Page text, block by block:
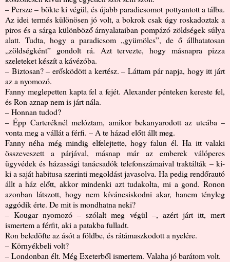
– Persze – bökte ki végül, és újabb paradicsomot pottyantott a tálba.
Az idei termés különösen jó volt, a bokrok csak úgy roskadoztak a
piros és a sárga különböző árnyalataiban pompázó zöldségek súlya
alatt. Tudta, hogy a paradicsom „gyümölcs”, de ő állhatatosan
„zöldségként” gondolt rá. Azt tervezte, hogy másnapra pizza
szeleteket készít a kávézóba.
– Biztosan? – erősködött a kertész. – Láttam pár napja, hogy itt járt
az a nyomozó.
Fanny meglepetten kapta fel a fejét. Alexander pénteken kereste fel,
és Ron aznap nem is járt nála.
– Honnan tudod?
– Épp Carteréknél melóztam, amikor bekanyarodott az utcába –
vonta meg a vállát a férfi. – A te házad előtt állt meg.
Fanny néha még mindig elfelejtette, hogy falun él. Ha itt valaki
összeveszett a párjával, másnap már az emberek válóperes
ügyvédek és házassági tanácsadók telefonszámaival traktálták – ki-
ki a saját habitusa szerinti megoldást javasolva. Ha pedig rendőrautó
állt a ház előtt, akkor mindenki azt tudakolta, mi a gond. Ronon
azonban látszott, hogy nem kíváncsiskodni akar, hanem tényleg
aggódik érte. De mit is mondhatna neki?
– Kougar nyomozó – szólalt meg végül –, azért járt itt, mert
ismertem a férfit, aki a patakba fulladt.
Ron beledöfte az ásót a földbe, és rátámaszkodott a nyelére.
– Környékbeli volt?
– Londonban élt. Még Exeterből ismertem. Valaha jó barátom volt.